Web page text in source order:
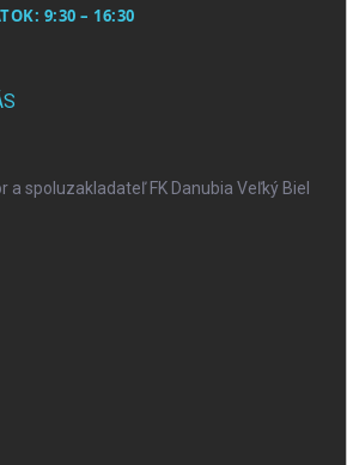
9:30 – 16:30
a spoluzakladateľ FK Danubia Veľký Biel